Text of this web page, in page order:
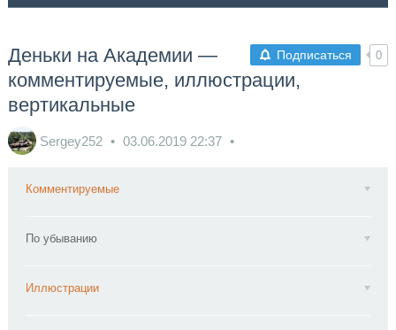
Подписаться 0
Деньки на Академии —
комментируемые, иллюстрации,
вертикальные
Sergey252 03.06.2019 22:37
Комментируемые
По убыванию
Иллюстрации